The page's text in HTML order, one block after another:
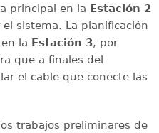
principal en la Estación 2
sistema. La planificación
la Estación 3, por
que a finales del
el cable que conecte las
trabajos preliminares de